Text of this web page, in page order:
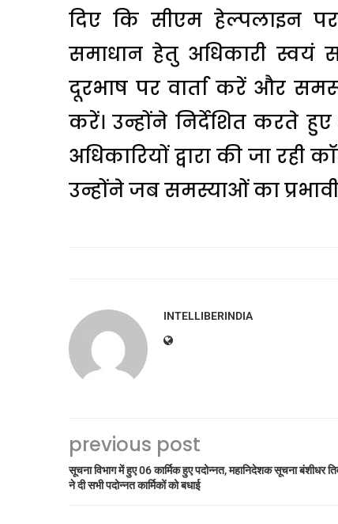
दिए कि सीएम हेल्पलाइन पर
समाधान हेतु अधिकारी स्वयं
दूरभाष पर वार्ता करें और
करें। उन्होंने निर्देशित करते
अधिकारियों द्वारा की जा रही
उन्होंने जब समस्याओं का
INTELLIBERINDIA
previous post
सूचना विभाग में हुए 06 कार्मिक हुए पदोन्नत, महानिदेशक सूचना बंशीधर
ने दी सभी पदोन्नत कार्मिकों को बधाई